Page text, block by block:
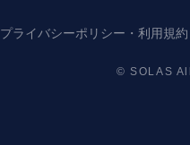
プライバシーポリシー・利用規約
© SOLAS